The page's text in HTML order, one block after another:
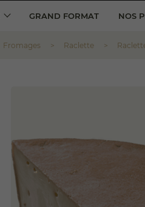
GRAND FORMAT NOS
Fromages Raclette